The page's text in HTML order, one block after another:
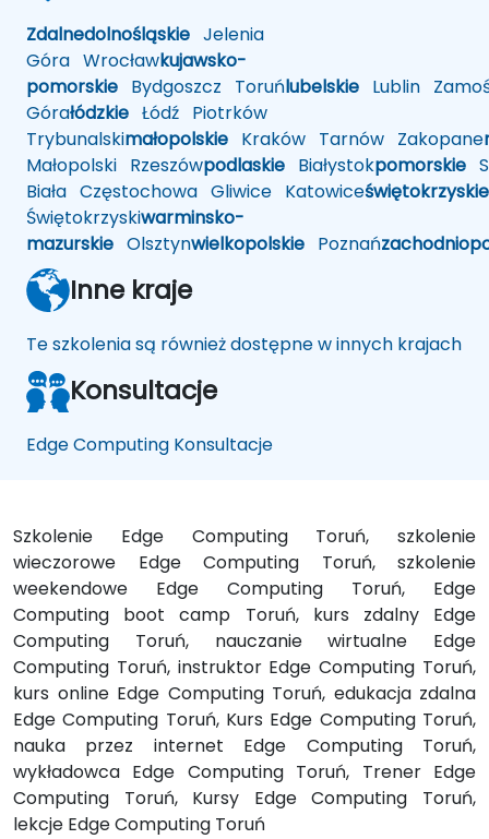
Zdalnedolnośląskie Jelenia
Góra Wrocławkujawsko-
pomorskie Bydgoszcz Toruńlubelskie Lublin
Górałódzkie Łódź Piotrków
Trybunalskimałopolskie Kraków Tarnów Zakopane
Małopolski Rzeszówpodlaskie Białystokpomorskie
Biała Częstochowa Gliwice Katowiceświętokrzyskie
Świętokrzyskiwarminsko-
mazurskie Olsztynwielkopolskie Poznań
Inne kraje
Te szkolenia są również dostępne w innych krajach
Konsultacje
Edge Computing Konsultacje
Szkolenie Edge Computing Toruń, szkolenie
wieczorowe Edge Computing Toruń, szkolenie
weekendowe Edge Computing Toruń, Edge
Computing boot camp Toruń, kurs zdalny Edge
Computing Toruń, nauczanie wirtualne Edge
Computing Toruń, instruktor Edge Computing Toruń,
kurs online Edge Computing Toruń, edukacja zdalna
Edge Computing Toruń, Kurs Edge Computing Toruń,
nauka przez internet Edge Computing Toruń,
wykładowca Edge Computing Toruń, Trener Edge
Computing Toruń, Kursy Edge Computing Toruń,
lekcje Edge Computing Toruń